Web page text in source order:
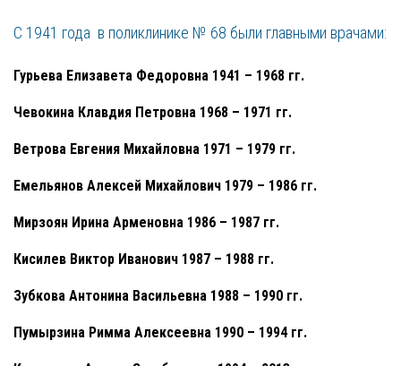
Гурьева Елизавета Федоровна 1941 – 1968 гг.
Чевокина Клавдия Петровна 1968 – 1971 гг.
Ветрова Евгения Михайловна 1971 – 1979 гг.
Емельянов Алексей Михайлович 1979 – 1986 гг.
Мирзоян Ирина Арменовна 1986 – 1987 гг.
Кисилев Виктор Иванович 1987 – 1988 гг.
Зубкова Антонина Васильевна 1988 – 1990 гг.
Пумырзина Римма Алексеевна 1990 – 1994 гг.